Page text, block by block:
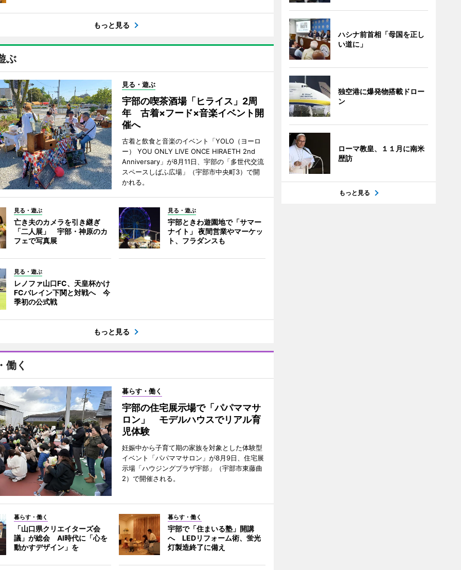
もっと見る
ぶ
見る・遊ぶ
宇部の喫茶酒場「ヒライス」2周
年 古着×フード×音楽イベント開
催へ
古着と飲食と音楽のイベント「YOLO（ヨーロ
ー） YOU ONLY LIVE ONCE HIRAETH 2nd
Anniversary」が8月11日、宇部の「多世代交流
スペースしばふ広場」（宇部市中央町3）で開
かれる。
見る・遊ぶ
亡き夫のカメラを引き継ぎ
「二人展」 宇部・神原のカ
フェで写真展
見る・遊ぶ
宇部ときわ遊園地で「サマー
ナイト」 夜間営業やマーケッ
ト、フラダンスも
見る・遊ぶ
レノファ山口FC、天皇杯かけ
FCバレイン下関と対戦へ 今
季初の公式戦
もっと見る
働く
暮らす・働く
宇部の住宅展示場で「パパママサ
ロン」 モデルハウスでリアル育
児体験
妊娠中から子育て期の家族を対象とした体験型
イベント「パパママサロン」が8月9日、住宅展
示場「ハウジングプラザ宇部」（宇部市東藤曲
2）で開催される。
暮らす・働く
「山口県クリエイターズ会
議」が総会 AI時代に「心を
動かすデザイン」を
暮らす・働く
宇部で「住まいる塾」開講
へ LEDリフォーム術、蛍光
灯製造終了に備え
ハシナ前首相「母国を正し
い道に」
独空港に爆発物搭載ドロー
ン
ローマ教皇、１１月に南米
歴訪
もっと見る